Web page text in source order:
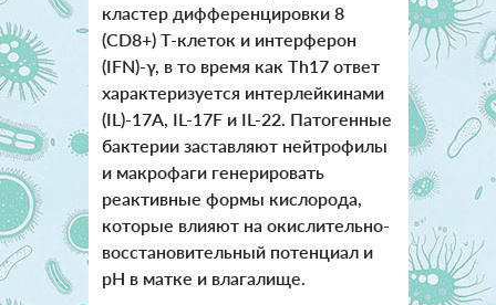
кластер дифференцировки 8
(CD8+) Т-клеток и интерферон
(IFN)-γ, в то время как Th17 ответ
характеризуется интерлейкинами
(IL)-17A, IL-17F и IL-22. Патогенные
бактерии заставляют нейтрофилы
и макрофаги генерировать
реактивные формы кислорода,
которые влияют на окислительно-
восстановительный потенциал и
рН в матке и влагалище.